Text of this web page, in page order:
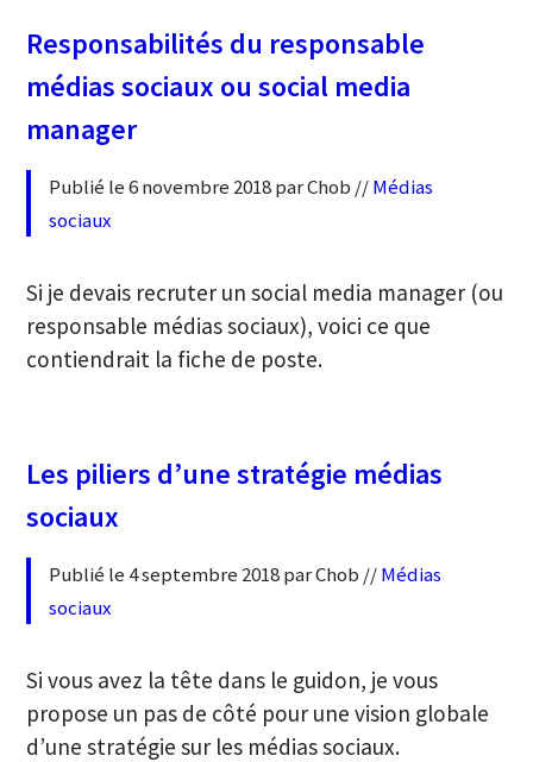
Responsabilités du responsable
médias sociaux ou social media
manager
Publié le 6 novembre 2018 par Chob //Médias
sociaux
Si je devais recruter un social media manager (ou
responsable médias sociaux), voici ce que
contiendrait la fiche de poste.
Les piliers d’une stratégie médias
sociaux
Publié le 4 septembre 2018 par Chob //Médias
sociaux
Si vous avez la tête dans le guidon, je vous
propose un pas de côté pour une vision globale
d’une stratégie sur les médias sociaux.